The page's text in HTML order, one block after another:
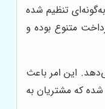
تنظیم شده
متنوع بوده و
این امر باعث
که مشتریان به